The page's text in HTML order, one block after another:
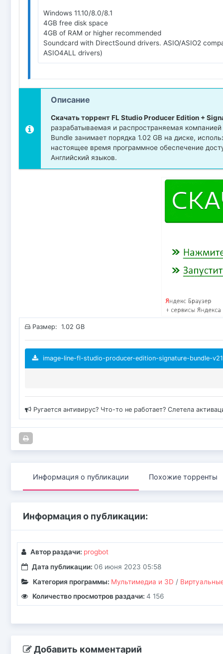
Windows 11.10/8.0/8.1
4GB free disk space
4GB of RAM or higher recommended
Soundcard with DirectSound drivers. ASIO/ASIO2
ASIO4ALL drivers)
Описание
Скачать торрент FL Studio Producer Edition +
разрабатываемая и распространяемая
Bundle занимает порядка 1.02 GB на диске,
настоящее время программное обеспечение
Английский языков.
Размер: 1.02 GB
image-line-fl-studio-producer-edition-signature-bundle-
Ругается антивирус? Что-то не работает? Слетела
Информация о публикации Похожие торренты
Информация о публикации:
Автор раздачи: progbot
Дата публикации: 06 июня 2023 05:58
Категория программы: Мультимедиа и 3D /
Количество просмотров раздачи: 4 156
Добавить комментарий